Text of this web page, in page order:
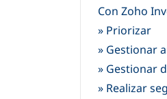
Con Zoho
» Priorizar
» Gestionar
» Gestionar
» Realizar